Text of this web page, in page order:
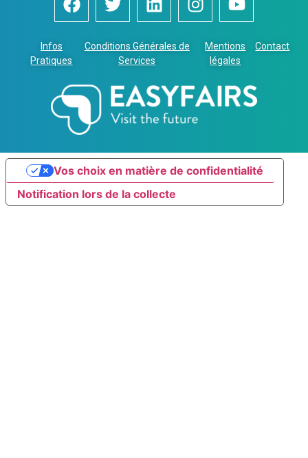
Infos
Pratiques
Conditions Générales de
Services
Mentions
légales
Contact
Notification lors de la collecte
Vos choix en matière de confidentialité